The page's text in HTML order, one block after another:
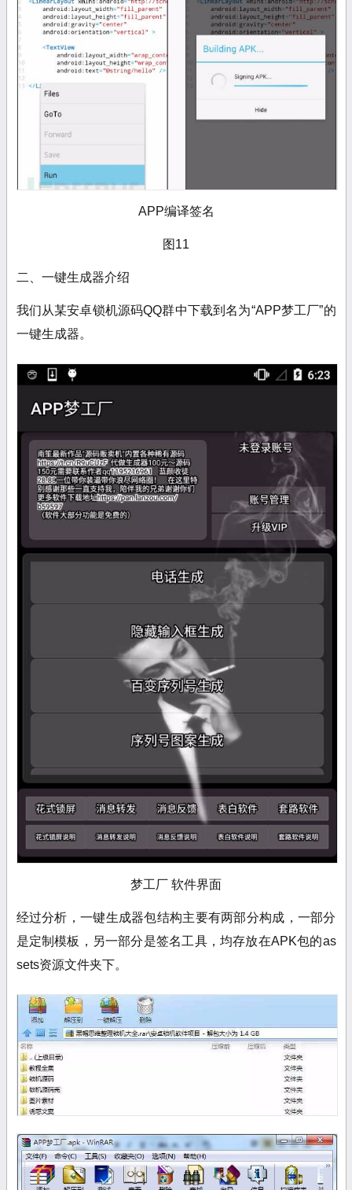
APP编译签名
图11
二、一键生成器介绍
我们从某安卓锁机源码QQ群中下载到名为“APP梦工厂”的
一键生成器。
梦工厂 软件界面
经过分析，一键生成器包结构主要有两部分构成，一部分
是定制模板，另一部分是签名工具，均存放在APK包的as
sets资源文件夹下。